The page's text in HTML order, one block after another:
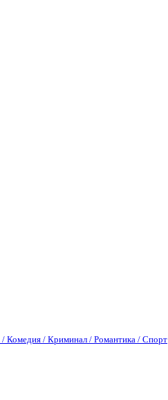
/ Комедия / Криминал / Романтика / Спорт